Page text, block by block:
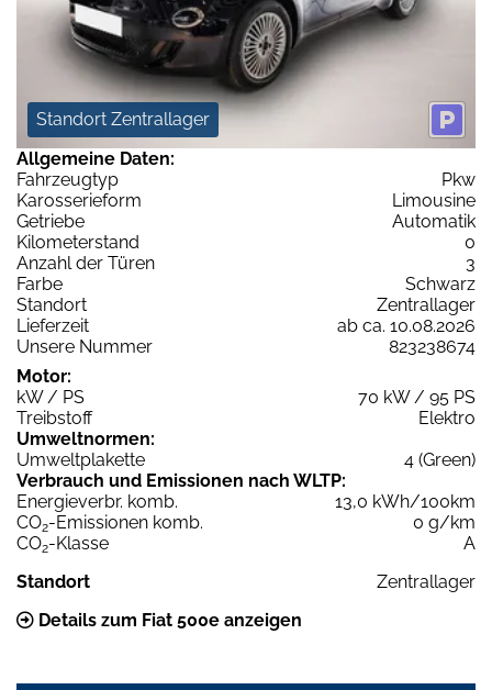
Standort Zentrallager
Allgemeine Daten:
Fahrzeugtyp
Pkw
Karosserieform
Limousine
Getriebe
Automatik
Kilometerstand
0
Anzahl der Türen
3
Farbe
Schwarz
Standort
Zentrallager
Lieferzeit
ab ca. 10.08.2026
Unsere Nummer
823238674
Motor:
kW / PS
70 kW / 95 PS
Treibstoff
Elektro
Umweltnormen:
Umweltplakette
4 (Green)
Verbrauch und Emissionen nach WLTP:
Energieverbr. komb.
13,0 kWh/100km
CO2-Emissionen komb.
0 g/km
CO2-Klasse
A
Standort
Zentrallager
Details zum Fiat 500e anzeigen